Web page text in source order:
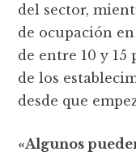
del sector,
de ocupación
de entre 10 y
de los
desde que
«Algunos